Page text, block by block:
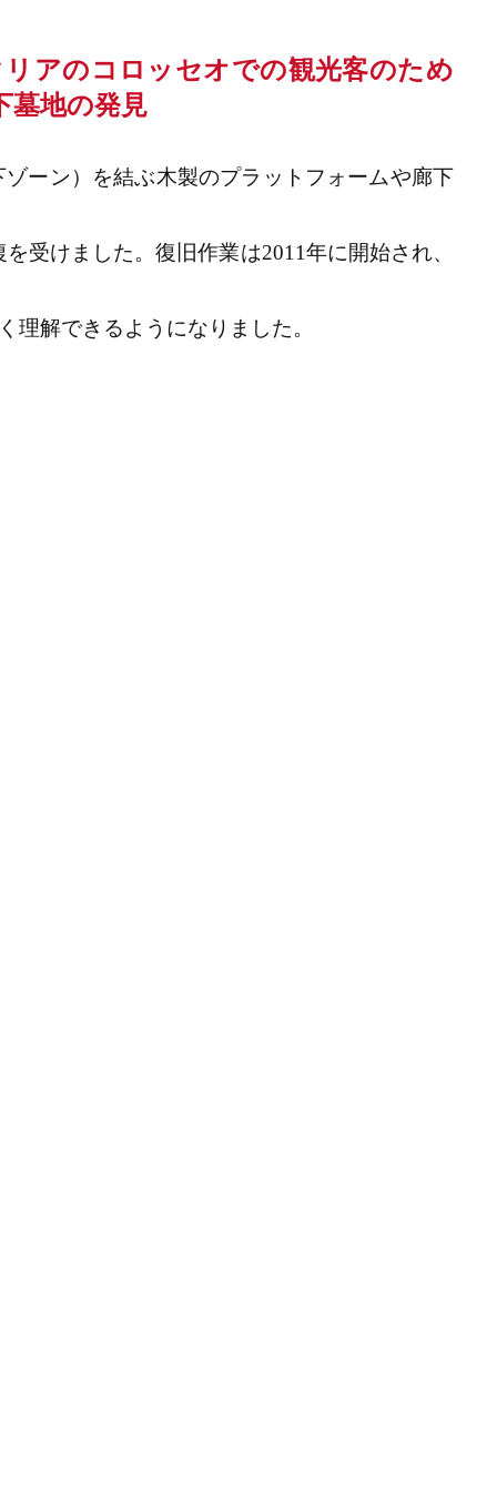
ーン）を結ぶ木製のプラットフォームや廊下
受けました。復旧作業は2011年に開始され、
解できるようになりました。